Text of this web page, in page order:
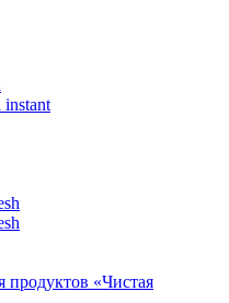
instant
продуктов «Чистая